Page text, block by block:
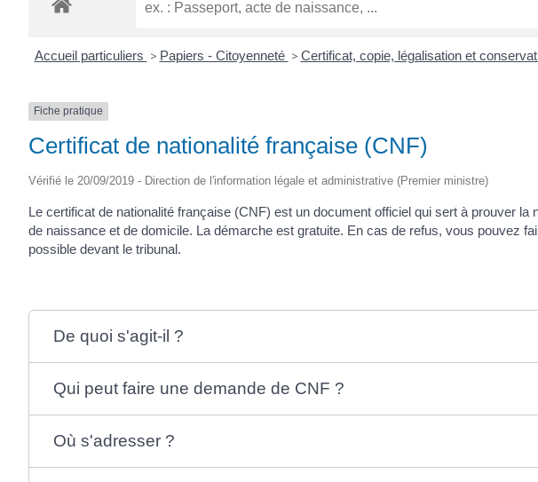
Accueil particuliers > Papiers - Citoyenneté > Certificat, copie, légalisation et
Fiche pratique
Certificat de nationalité française (CNF)
Vérifié le 20/09/2019 - Direction de l'information légale et administrative (Premier ministre)
Le certificat de nationalité française (CNF) est un document officiel qui sert à prouver la
de naissance et de domicile. La démarche est gratuite. En cas de refus, vous pouvez
possible devant le tribunal.
De quoi s'agit-il ?
Qui peut faire une demande de CNF ?
Où s'adresser ?